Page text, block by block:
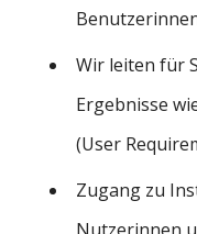
Wir leiten für
Ergebnisse
(User
Zugang zu